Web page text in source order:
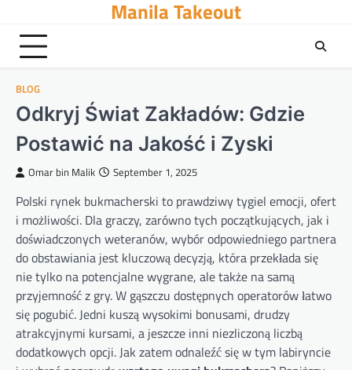
content
Manila Takeout
BLOG
Odkryj Świat Zakładów: Gdzie
Postawić na Jakość i Zyski
Omar bin Malik September 1, 2025
Polski rynek bukmacherski to prawdziwy tygiel emocji, ofert
i możliwości. Dla graczy, zarówno tych początkujących, jak i
doświadczonych weteranów, wybór odpowiedniego partnera
do obstawiania jest kluczową decyzją, która przekłada się
nie tylko na potencjalne wygrane, ale także na samą
przyjemność z gry. W gąszczu dostępnych operatorów łatwo
się pogubić. Jedni kuszą wysokimi bonusami, drudzy
atrakcyjnymi kursami, a jeszcze inni niezliczoną liczbą
dodatkowych opcji. Jak zatem odnaleźć się w tym labiryncie